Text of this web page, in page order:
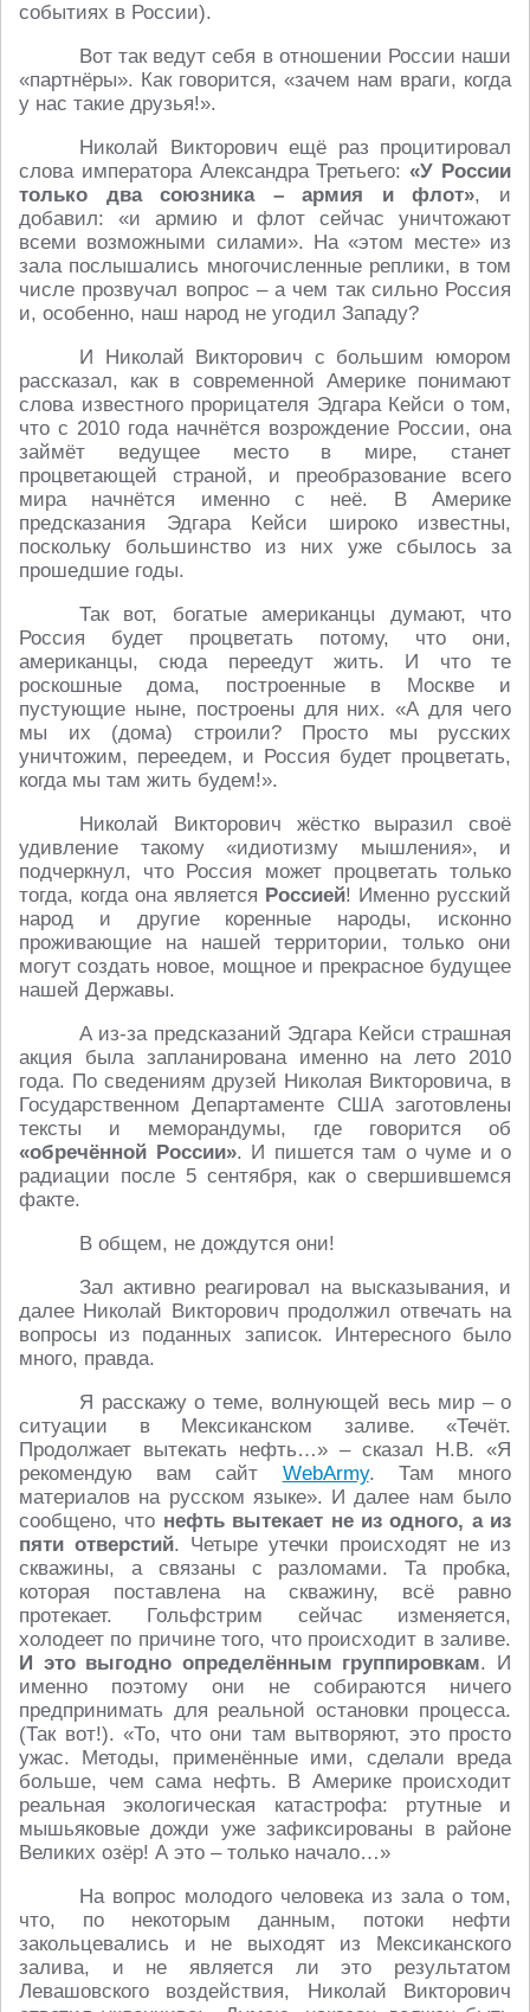
событиях в России).
Вот так ведут себя в отношении России наши
«партнёры». Как говорится, «зачем нам враги, когда
у нас такие друзья!».
Николай Викторович ещё раз процитировал
слова императора Александра Третьего:«У России
только два союзника – армия и флот», и
добавил: «и армию и флот сейчас уничтожают
всеми возможными силами». На «этом месте» из
зала послышались многочисленные реплики, в том
числе прозвучал вопрос – а чем так сильно Россия
и, особенно, наш народ не угодил Западу?
И Николай Викторович с большим юмором
рассказал, как в современной Америке понимают
слова известного прорицателя Эдгара Кейси о том,
что с 2010 года начнётся возрождение России, она
займёт ведущее место в мире, станет
процветающей страной, и преобразование всего
мира начнётся именно с неё. В Америке
предсказания Эдгара Кейси широко известны,
поскольку большинство из них уже сбылось за
прошедшие годы.
Так вот, богатые американцы думают, что
Россия будет процветать потому, что они,
американцы, сюда переедут жить. И что те
роскошные дома, построенные в Москве и
пустующие ныне, построены для них. «А для чего
мы их (дома) строили? Просто мы русских
уничтожим, переедем, и Россия будет процветать,
когда мы там жить будем!».
Николай Викторович жёстко выразил своё
удивление такому «идиотизму мышления», и
подчеркнул, что Россия может процветать только
тогда, когда она является Россией! Именно русский
народ и другие коренные народы, исконно
проживающие на нашей территории, только они
могут создать новое, мощное и прекрасное будущее
нашей Державы.
А из-за предсказаний Эдгара Кейси страшная
акция была запланирована именно на лето 2010
года. По сведениям друзей Николая Викторовича, в
Государственном Департаменте США заготовлены
тексты и меморандумы, где говорится об
«обречённой России». И пишется там о чуме и о
радиации после 5 сентября, как о свершившемся
факте.
В общем, не дождутся они!
Зал активно реагировал на высказывания, и
далее Николай Викторович продолжил отвечать на
вопросы из поданных записок. Интересного было
много, правда.
Я расскажу о теме, волнующей весь мир – о
ситуации в Мексиканском заливе. «Течёт.
Продолжает вытекать нефть…» – сказал Н.В. «Я
рекомендую вам сайт WebArmy. Там много
материалов на русском языке». И далее нам было
сообщено, что нефть вытекает не из одного, а из
пяти отверстий. Четыре утечки происходят не из
скважины, а связаны с разломами. Та пробка,
которая поставлена на скважину, всё равно
протекает. Гольфстрим сейчас изменяется,
холодеет по причине того, что происходит в заливе.
И это выгодно определённым группировкам. И
именно поэтому они не собираются ничего
предпринимать для реальной остановки процесса.
(Так вот!). «То, что они там вытворяют, это просто
ужас. Методы, применённые ими, сделали вреда
больше, чем сама нефть. В Америке происходит
реальная экологическая катастрофа: ртутные и
мышьяковые дожди уже зафиксированы в районе
Великих озёр! А это – только начало…»
На вопрос молодого человека из зала о том,
что, по некоторым данным, потоки нефти
закольцевались и не выходят из Мексиканского
залива, и не является ли это результатом
Левашовского воздействия, Николай Викторович